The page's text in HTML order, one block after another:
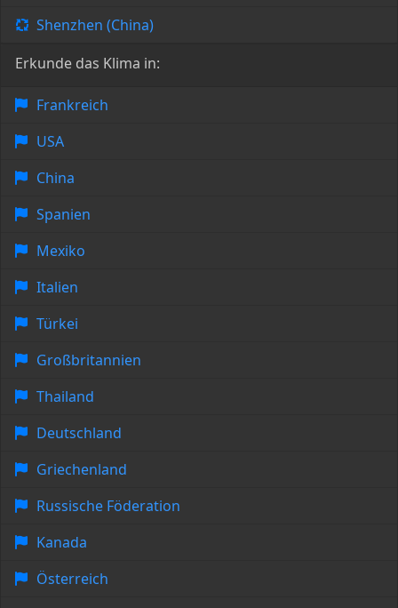
Shenzhen (China)
Erkunde das Klima in:
Frankreich
USA
China
Spanien
Mexiko
Italien
Türkei
Großbritannien
Thailand
Deutschland
Griechenland
Russische Föderation
Kanada
Österreich